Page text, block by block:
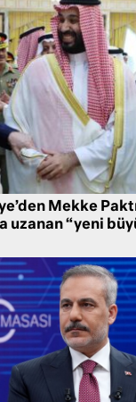
Mekke
uzanan “yeni